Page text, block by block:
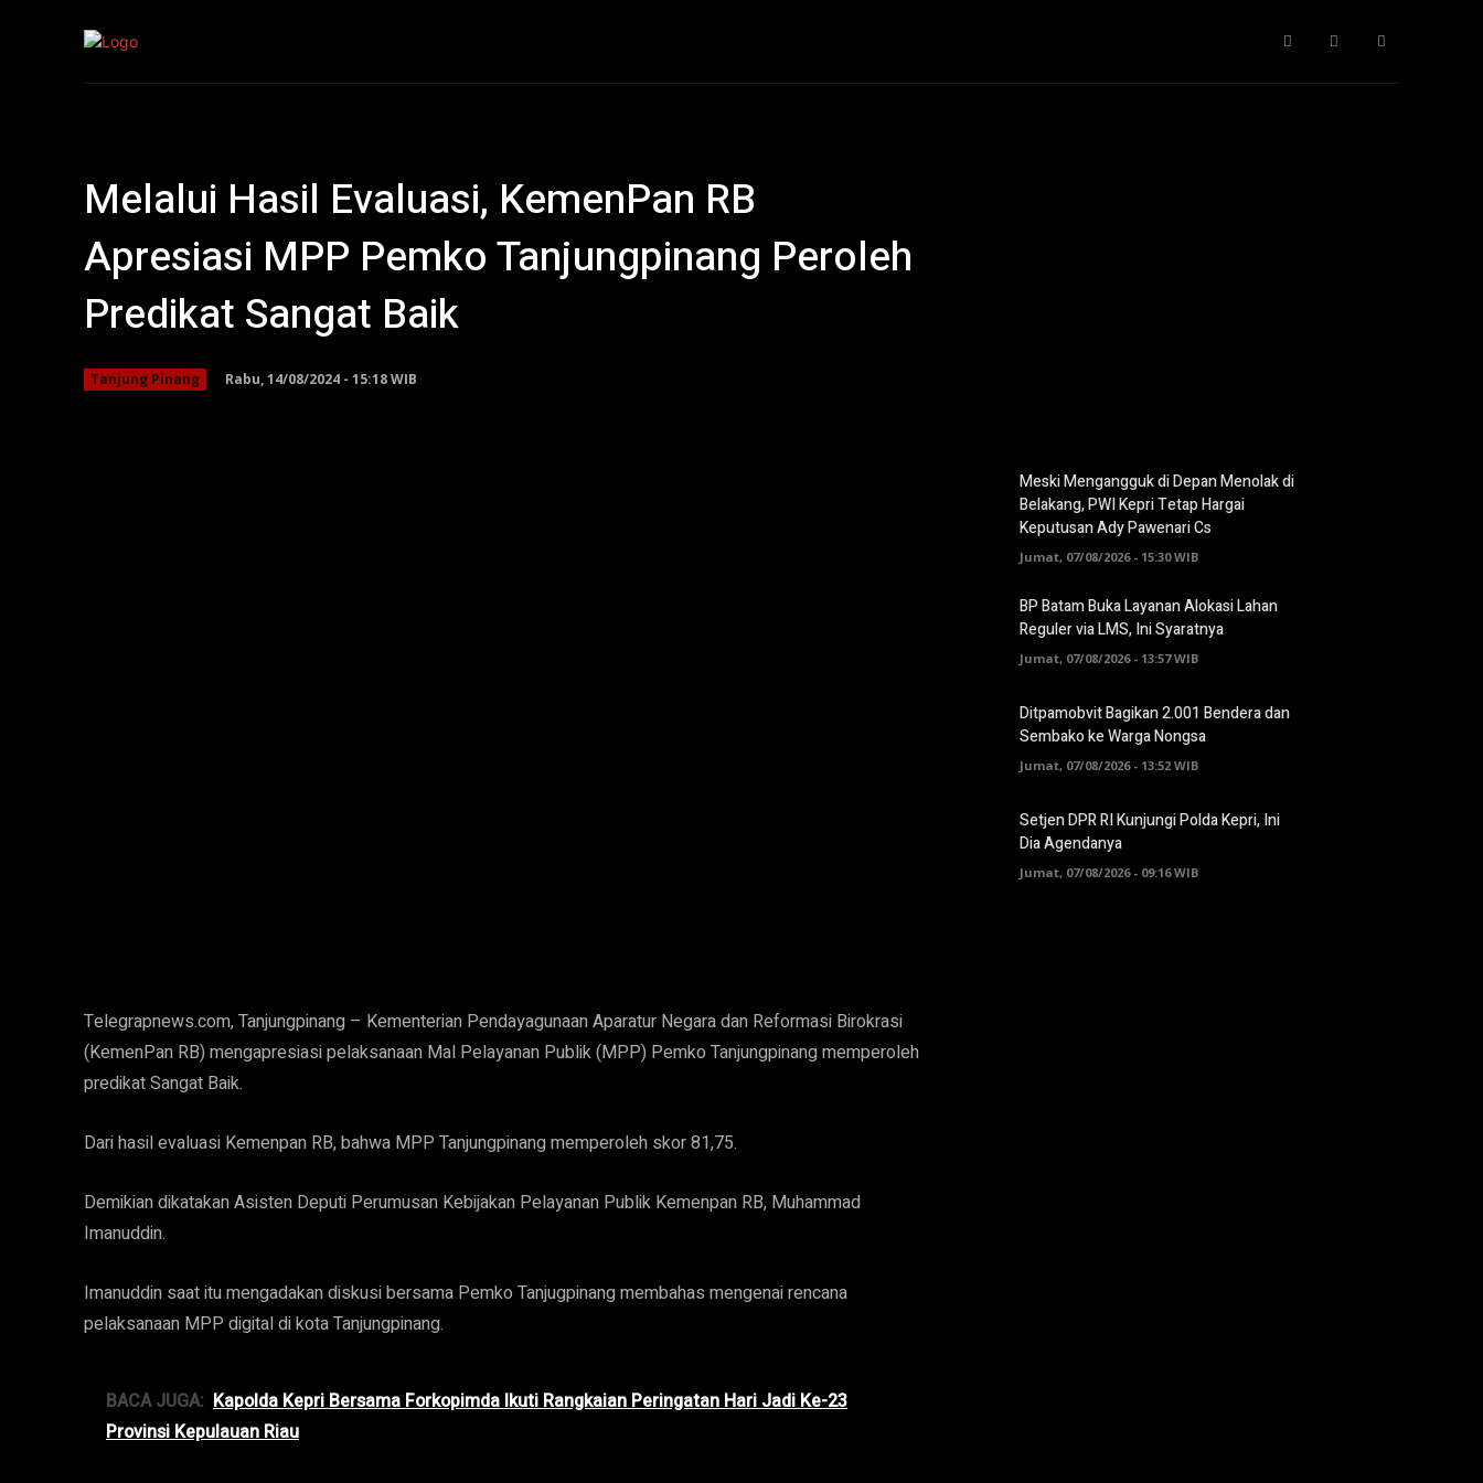
Pendidikan More
Melalui Hasil Evaluasi, KemenPan RB
Apresiasi MPP Pemko Tanjungpinang Peroleh
Predikat Sangat Baik
Tanjung Pinang Rabu, 14/08/2024 - 15:18 WIB
Telegrapnews.com, Tanjungpinang – Kementerian Pendayagunaan Aparatur Negara dan Reformasi Birokrasi
(KemenPan RB) mengapresiasi pelaksanaan Mal Pelayanan Publik (MPP) Pemko Tanjungpinang memperoleh
predikat Sangat Baik.
Dari hasil evaluasi Kemenpan RB, bahwa MPP Tanjungpinang memperoleh skor 81,75.
Demikian dikatakan Asisten Deputi Perumusan Kebijakan Pelayanan Publik Kemenpan RB, Muhammad
Imanuddin.
Imanuddin saat itu mengadakan diskusi bersama Pemko Tanjugpinang membahas mengenai rencana
pelaksanaan MPP digital di kota Tanjungpinang.
BACA JUGA: Kapolda Kepri Bersama Forkopimda Ikuti Rangkaian Peringatan Hari Jadi Ke-23
Provinsi Kepulauan Riau
Meski Mengangguk di Depan Menolak di
Belakang, PWI Kepri Tetap Hargai
Keputusan Ady Pawenari Cs
Jumat, 07/08/2026 - 15:30 WIB
BP Batam Buka Layanan Alokasi Lahan
Reguler via LMS, Ini Syaratnya
Jumat, 07/08/2026 - 13:57 WIB
Ditpamobvit Bagikan 2.001 Bendera dan
Sembako ke Warga Nongsa
Jumat, 07/08/2026 - 13:52 WIB
Setjen DPR RI Kunjungi Polda Kepri, Ini
Dia Agendanya
Jumat, 07/08/2026 - 09:16 WIB